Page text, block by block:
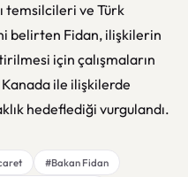
temsilcileri ve Türk
belirten Fidan, ilişkilerin
için çalışmaların
ile ilişkilerde
hedeflediği vurgulandı.
#Bakan Fidan